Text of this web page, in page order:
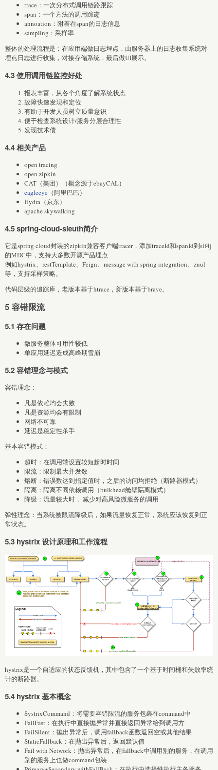
trace：一次分布式调用链路跟踪
span：一个方法的调用踪迹
annoation：附着在span的日志信息
sampling：采样率
整体的处理流程是：在应用端做日志埋点，由服务器上的日志收集系统对
埋点日志进行收集，对接存储系统，最后做UI展示。
4.3 使用调用链监控好处
报表丰富，从各个角度了解系统状态
故障快速发现和定位
有助于开发人员树立质量意识
便于检查系统设计/服务分层合理性
发现技术债
4.4 相关产品
open tracing
open zipkin
CAT（美团）（概念源于ebayCAL）
eagleeye （阿里巴巴）
Hydra（京东）
apache skywalking
4.5 spring-cloud-sleuth简介
它是spring cloud封装的zipkin兼容客户端tracer，添加traceId和spanId到slf4j
的MDC中，支持大多数开源产品埋点
例如hystrix、restTemplate、Feign、message with spring integration、zuul
等，支持采样策略。
代码层级的追踪库，老版本基于htrace，新版本基于brave。
5 容错限流
5.1 存在问题
微服务整体可用性较低
单应用延迟造成高峰期雪崩
5.2 容错理念与模式
容错理念：
凡是依赖均会失败
凡是资源均会有限制
网络不可靠
延迟是稳定性杀手
基本容错模式：
超时：在调用端设置较短超时时间
限流：限制最大并发数
熔断：错误数达到指定值时，之后的访问均拒绝（断路器模式）
隔离：隔离不同依赖调用（bulkhead舱壁隔离模式）
降级：流量较大时， 减少对高风险微服务的调用
弹性理念：当系统被限流降级后，如果流量恢复正常，系统应该恢复到正
常状态。
5.3 hystrix 设计原理和工作流程
hystrix是一个自适应的状态反馈机，其中包含了一个基于时间桶和失败率统
计的断路器。
5.4 hystrix 基本概念
SystrixCommand：将需要容错限流的服务包裹在command中
FailFast：在执行中直接抛异常并直接返回异常给到调用方
FailSilent：抛出异常后，调用fallback函数返回空或其他结果
StaticFallback：在抛出异常后，返回默认值
Fail with Network：抛出异常后，在fallback中调用别的服务，在调用
别的服务上也做command包装